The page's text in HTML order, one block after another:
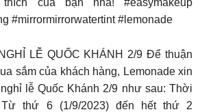
của bạn nha! #easymakeup
#mirrormirrorwatertint #lemonade
LỄ QUỐC KHÁNH 2/9 Để thuận
sắm của khách hàng, Lemonade xin
lễ Quốc Khánh 2/9 như sau: Thời
thứ 6 (1/9/2023) đến hết thứ 2